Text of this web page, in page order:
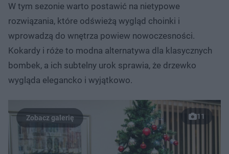
W tym sezonie warto postawić na nietypowe
rozwiązania, które odświeżą wygląd choinki i
wprowadzą do wnętrza powiew nowoczesności.
Kokardy i róże to modna alternatywa dla klasycznych
bombek, a ich subtelny urok sprawia, że drzewko
wygląda elegancko i wyjątkowo.
11